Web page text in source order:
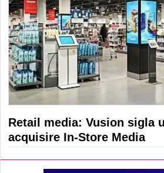
Retail media: Vusion sigla
acquisire In-Store Media